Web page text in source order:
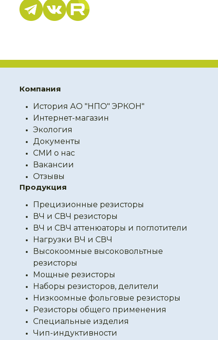
Компания
История АО "НПО" ЭРКОН"
Интернет-магазин
Экология
Документы
СМИ о нас
Вакансии
Отзывы
Продукция
Прецизионные резисторы
ВЧ и СВЧ резисторы
ВЧ и СВЧ аттенюаторы и поглотители
Нагрузки ВЧ и СВЧ
Высокоомные высоковольтные
резисторы
Мощные резисторы
Наборы резисторов, делители
Низкоомные фольговые резисторы
Резисторы общего применения
Специальные изделия
Чип-индуктивности